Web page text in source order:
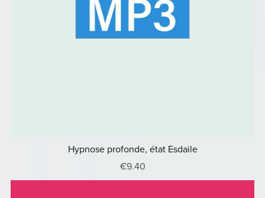
Hypnose profonde, état Esdaile
€9.40